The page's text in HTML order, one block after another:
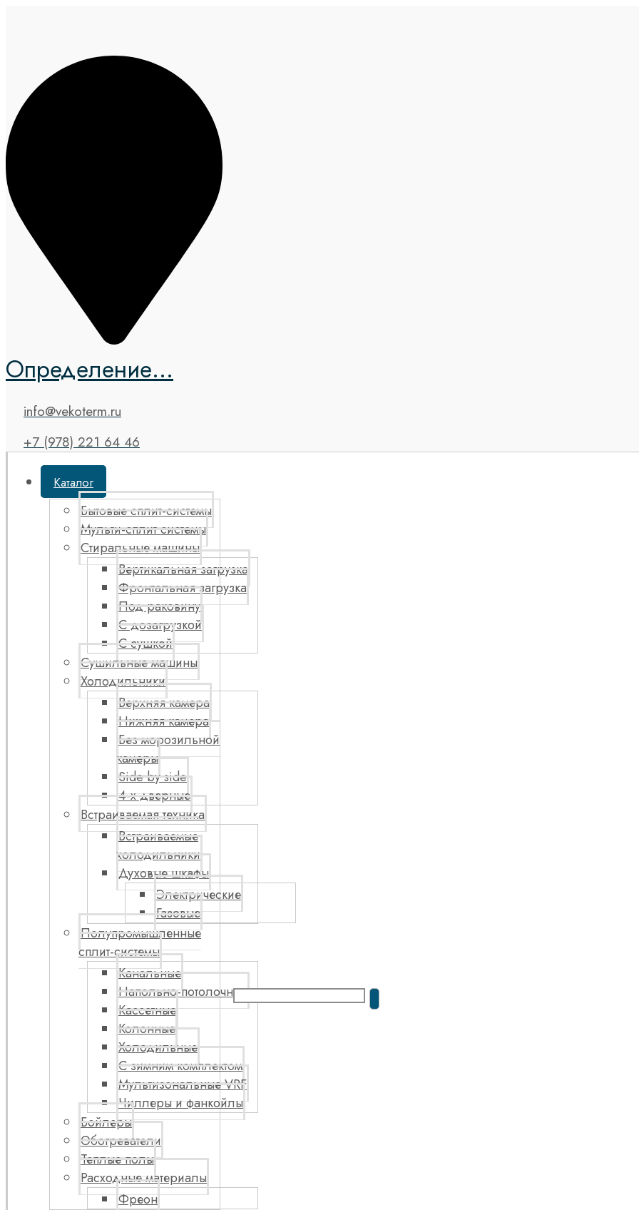
Определение...
info@vekoterm.ru
+7 (978) 221 64 46
Каталог
Бытовые сплит-системы
Мульти-сплит системы
Стиральные машины
Вертикальная загрузка
Фронтальная загрузка
Под раковину
С дозагрузкой
С сушкой
Сушильные машины
Холодильники
Верхняя камера
Нижняя камера
Без морозильной
камеры
Side by side
4-х дверные
Встраиваемая техника
Встраиваемые
холодильники
Духовые шкафы
Электрические
Газовые
Полупромышленные
сплит-системы
Канальные
Напольно-потолочные
Кассетные
Колонные
Холодильные
С зимним комплектом
Мультизональные VRF
Чиллеры и фанкойлы
Бойлеры
Обогреватели
Теплые полы
Расходные материалы
Фреон